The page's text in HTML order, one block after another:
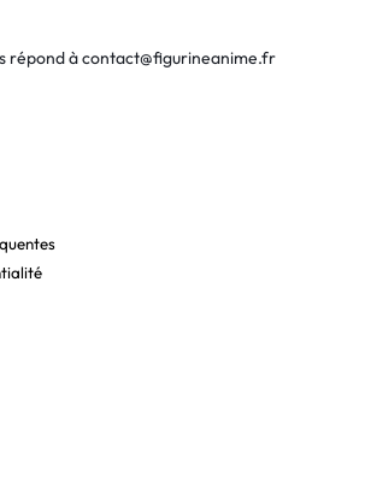
répond àcontact@figurineanime.fr